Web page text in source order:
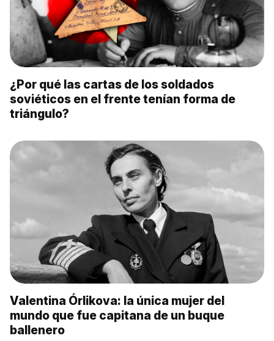
¿Por qué las cartas de los soldados
soviéticos en el frente tenían forma de
triángulo?
Valentina Órlikova: la única mujer del
mundo que fue capitana de un buque
ballenero